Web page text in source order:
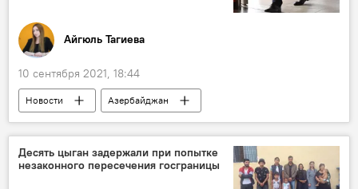
Айгюль Тагиева
10 сентября 2021, 18:44
Новости
Азербайджан
Новости мира
Экономика
сотрудничество
Компании
министр
Десять цыган задержали при попытке
незаконного пересечения госграницы